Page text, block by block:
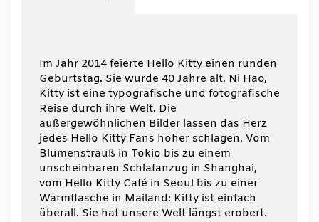
Im Jahr 2014 feierte Hello Kitty einen runden
Geburtstag. Sie wurde 40 Jahre alt. Ni Hao,
Kitty ist eine typografische und fotografische
Reise durch ihre Welt. Die
außergewöhnlichen Bilder lassen das Herz
jedes Hello Kitty Fans höher schlagen. Vom
Blumenstrauß in Tokio bis zu einem
unscheinbaren Schlafanzug in Shanghai,
vom Hello Kitty Café in Seoul bis zu einer
Wärmflasche in Mailand: Kitty ist einfach
überall. Sie hat unsere Welt längst erobert.